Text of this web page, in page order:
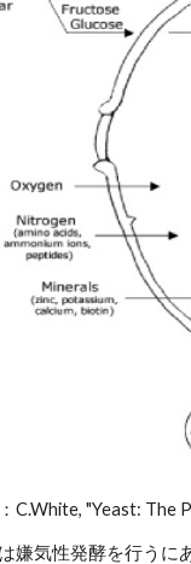
C.White, "Yeast: The
嫌気性発酵を行うに